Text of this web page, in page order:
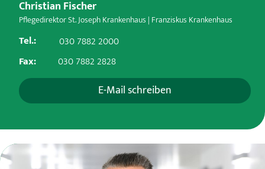
Christian Fischer
Pflegedirektor St. Joseph Krankenhaus | Franziskus Krankenhaus
Tel.:
030 7882 2000
Fax:
030 7882 2828
E-Mail schreiben